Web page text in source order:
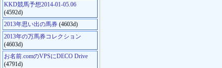
KKD競馬予想2014-01-05.06
(4592d)
2013年思い出の馬券 (4603d)
2013年の万馬券コレクション
(4603d)
お名前.comのVPSにDECO Drive
(4791d)